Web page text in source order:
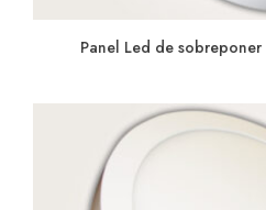
Panel Led de